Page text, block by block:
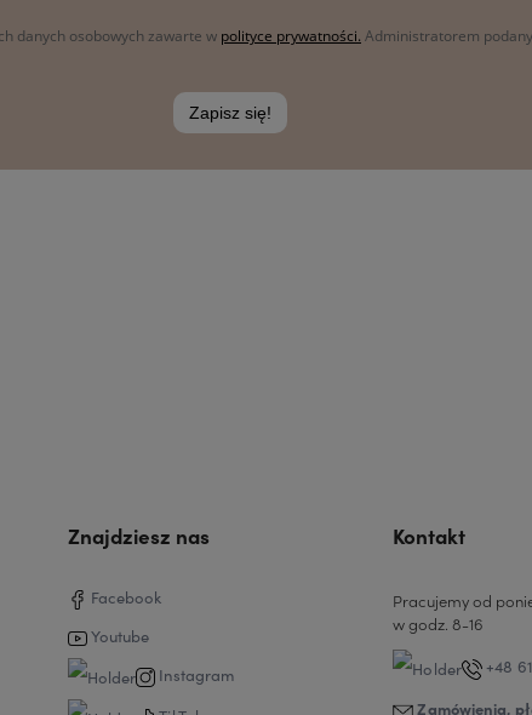
Znajdziesz nas
Facebook
Youtube
Instagram
Kontakt
Pracujemy od
w godz. 8-16
+48
Zamówienia,